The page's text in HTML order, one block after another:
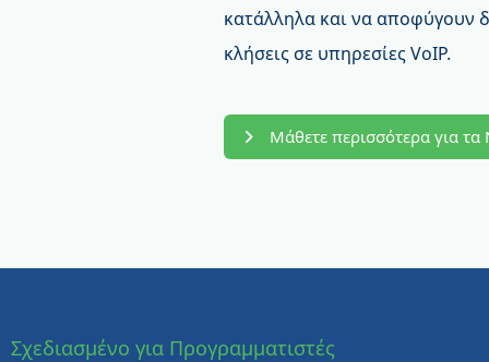
κατάλληλα και να αποφύγουν
κλήσεις σε υπηρεσίες VoIP.
Μάθετε περισσότερα για τα
Σχεδιασμένο για Προγραμματιστές